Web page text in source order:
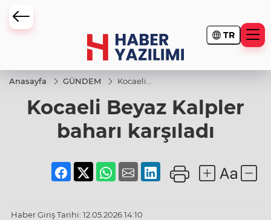
TR
Anasayfa GÜNDEM
Kocaeli
Kalpler
baharı
karşıladı
Kocaeli Beyaz Kalpler
baharı karşıladı
Haber Giriş Tarihi: 12.05.2026 14:10